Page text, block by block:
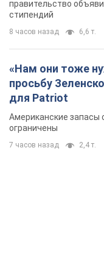
правительство
стипендий
8 часов назад 6,6 т.
«Нам они тоже
просьбу
для Patriot
Американские запасы
ограничены
7 часов назад 2,4 т.